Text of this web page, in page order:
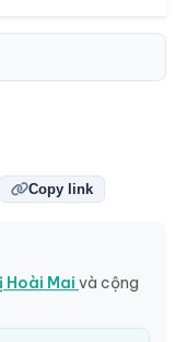
Copy link
Hoài Mai và cộng